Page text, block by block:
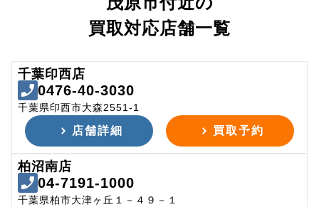
買取対応店舗一覧
千葉印西店
0476-40-3030
千葉県印西市大森2551-1
店舗詳細 買取予約
柏沼南店
04-7191-1000
千葉県柏市大津ヶ丘１－４９－１